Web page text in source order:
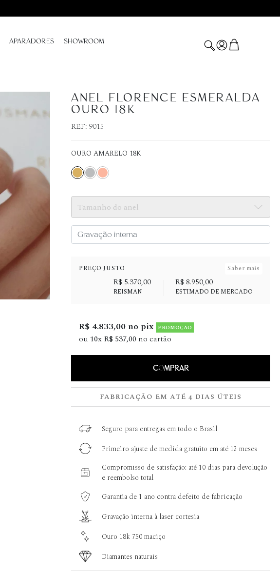
APARADORES SHOWROOM
ANEL FLORENCE ESMERALDA
OURO 18K
REF: 9015
OURO AMARELO 18K
PREÇO JUSTO Saber mais
R$ 5.370,00
REISMAN
R$ 8.950,00
ESTIMADO DE MERCADO
R$ 4.833,00 no pix PROMOÇÃO
ou10x R$ 537,00 no cartão
COMPRAR
FABRICAÇÃO EM ATÉ 4 DIAS ÚTEIS
Seguro para entregas em todo o Brasil
Primeiro ajuste de medida gratuito em até 12 meses
Compromisso de satisfação: até 10 dias para devolução
e reembolso total
Garantia de 1 ano contra defeito de fabricação
Gravação interna à laser cortesia
Ouro 18k 750 maciço
Diamantes naturais